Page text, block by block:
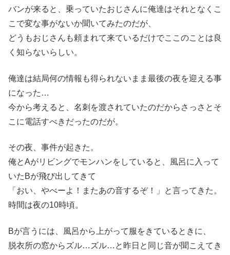
バンが来ると、乗っていたおじさんに俺達はそれとなくこ
こで変な事がないか聞いてみたのだが、
どうもおじさんも頼まれて来ているだけでここのことは良
く知らないらしい。
俺達は結局何の情報も得られないまま最後の夜を迎える事
になった…
今から考えると、名刺を渡されていたのだからさっさとそ
こに電話すべきだったのだが。
その夜、事件が起きた。
俺とAがリビングでモンハンをしていると、風呂に入って
いたBが飛び出してきて
「おい、やべーよ！またあの音するぞ！」と言ってきた。
時間は夜の10時頃。
Bが言うには、風呂から上がって服をきているときに、
脱衣所の窓からズル…ズル…と昨日と同じ音が聞こえてき